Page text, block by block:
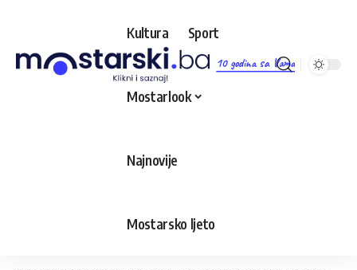
10 godina sa Vama
Kultura Sport
Mostarlook
Najnovije
Mostarsko ljeto